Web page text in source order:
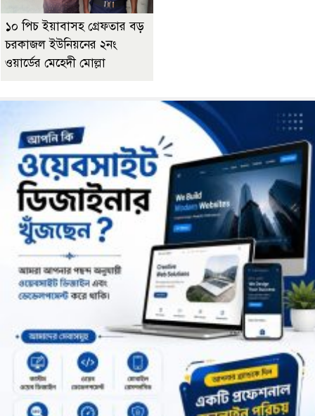
১০ পিচ ইয়াবাসহ গ্রেফতার বড়
চরকাজল ইউনিয়নের ২নং
ওয়ার্ডের মেহেদী মোল্লা